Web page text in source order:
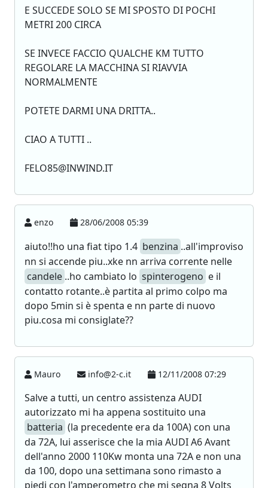
E SUCCEDE SOLO SE MI SPOSTO DI POCHI
METRI 200 CIRCA
SE INVECE FACCIO QUALCHE KM TUTTO
REGOLARE LA MACCHINA SI RIAVVIA
NORMALMENTE
POTETE DARMI UNA DRITTA..
CIAO A TUTTI ..
FELO85@INWIND.IT
enzo 28/06/2008 05:39
aiuto!!ho una fiat tipo 1.4 benzina ..all'improviso
nn si accende piu..xke nn arriva corrente nelle
candele ..ho cambiato lo spinterogeno e il
contatto rotante..è partita al primo colpo ma
dopo 5min si è spenta e nn parte di nuovo
piu.cosa mi consiglate??
Mauro info@2-c.it 12/11/2008 07:29
Salve a tutti, un centro assistenza AUDI
autorizzato mi ha appena sostituito una
batteria (la precedente era da 100A) con una
da 72A, lui asserisce che la mia AUDI A6 Avant
dell'anno 2000 110Kw monta una 72A e non una
da 100, dopo una settimana sono rimasto a
piedi con l'amperometro che mi segna 8 Volts